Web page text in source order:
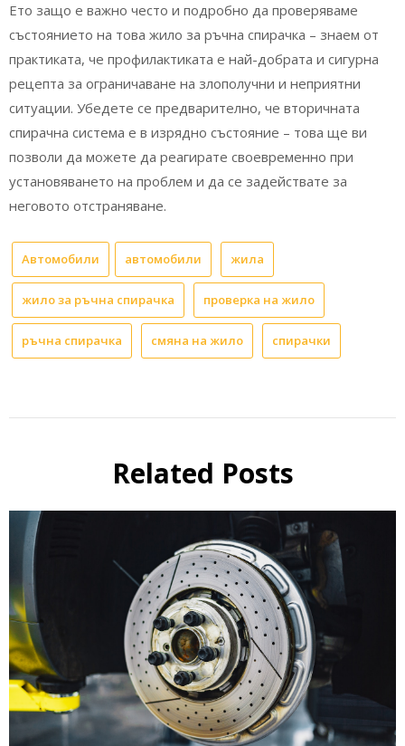
Ето защо е важно често и подробно да проверяваме
състоянието на това жило за ръчна спирачка – знаем от
практиката, че профилактиката е най-добрата и сигурна
рецепта за ограничаване на злополучни и неприятни
ситуации. Убедете се предварително, че вторичната
спирачна система е в изрядно състояние – това ще ви
позволи да можете да реагирате своевременно при
установяването на проблем и да се задействате за
неговото отстраняване.
Автомобили автомобили жила
жило за ръчна спирачка проверка на жило
ръчна спирачка смяна на жило спирачки
Related Posts